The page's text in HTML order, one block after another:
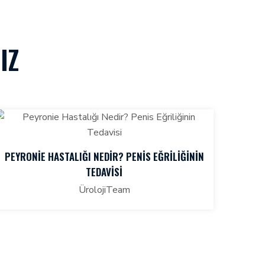
PEYRONIE HASTALIĞI NEDIR? PENIS EĞRILIĞININ
TEDAVISI
ÜrolojiTeam